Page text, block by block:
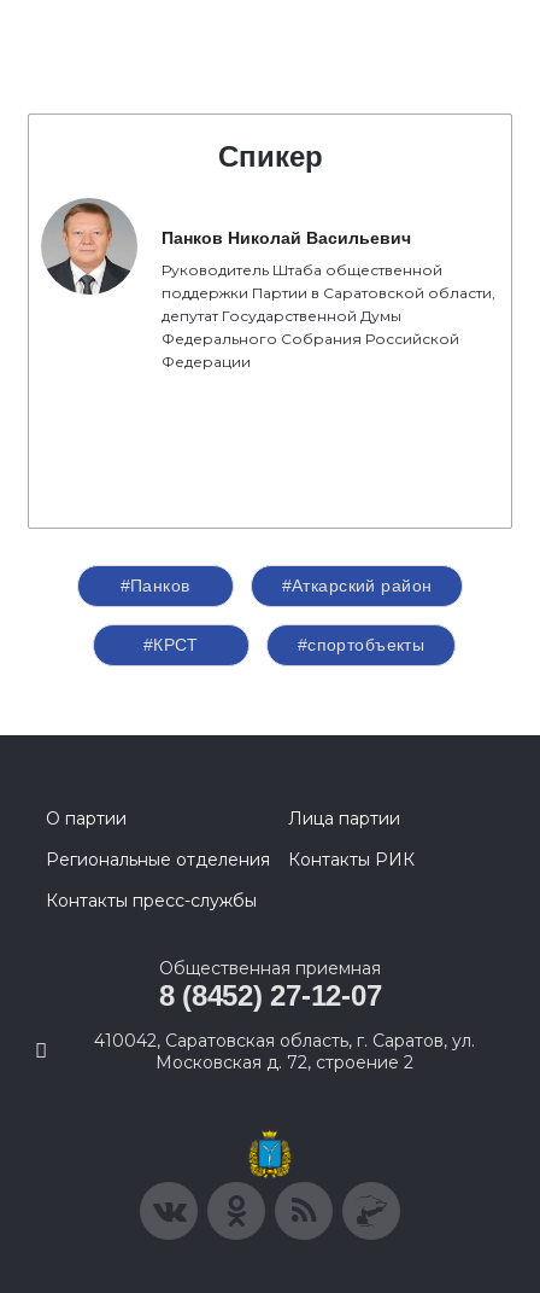
Спикер
Панков Николай Васильевич
Руководитель Штаба общественной
поддержки Партии в Саратовской области,
депутат Государственной Думы
Федерального Собрания Российской
Федерации
#Панков #Аткарский район
#КРСТ #спортобъекты
О партии
Лица партии
Региональные отделения
Контакты РИК
Контакты пресс-службы
Общественная приемная
8 (8452) 27-12-07
410042, Саратовская область, г. Саратов, ул.
Московская д. 72, строение 2